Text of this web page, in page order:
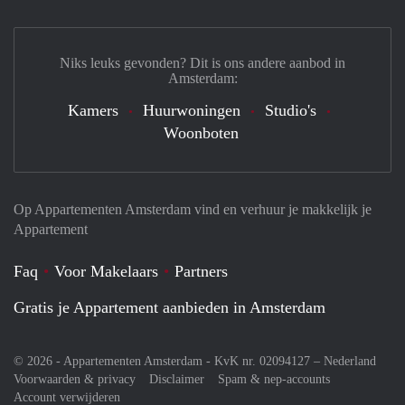
Op Appartementen Amsterdam vind en verhuur je makkelijk je
Appartement
Faq Voor Makelaars
Partners
Gratis je Appartement aanbieden in Amsterdam
© 2026 - Appartementen Amsterdam - KvK nr. 02094127 – Nederland
Voorwaarden & privacy
Disclaimer
Spam & nep-accounts
Account verwijderen
Niks leuks gevonden? Dit is ons andere aanbod in
Amsterdam:
Kamers Huurwoningen
Studio's
Woonboten